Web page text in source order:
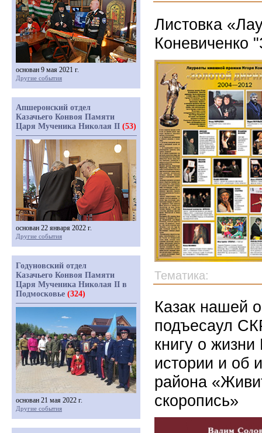
Листовка
Коневиченко
Тематика:
Казак нашей
подъесаул
книгу о
истории и об
района
скоропись»
основан 9 мая 2021 г.
Другие события
Апшеронский отдел
Казачьего Конвоя Памяти
Царя Мученика Николая II (53)
основан 22 января 2022 г.
Другие события
Годуновский отдел
Казачьего Конвоя Памяти
Царя Мученика Николая II в
Подмосковье (324)
основан 21 мая 2022 г.
Другие события